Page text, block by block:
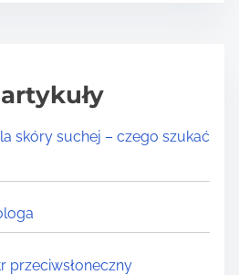
skóry suchej – czego szukać
przeciwsłoneczny